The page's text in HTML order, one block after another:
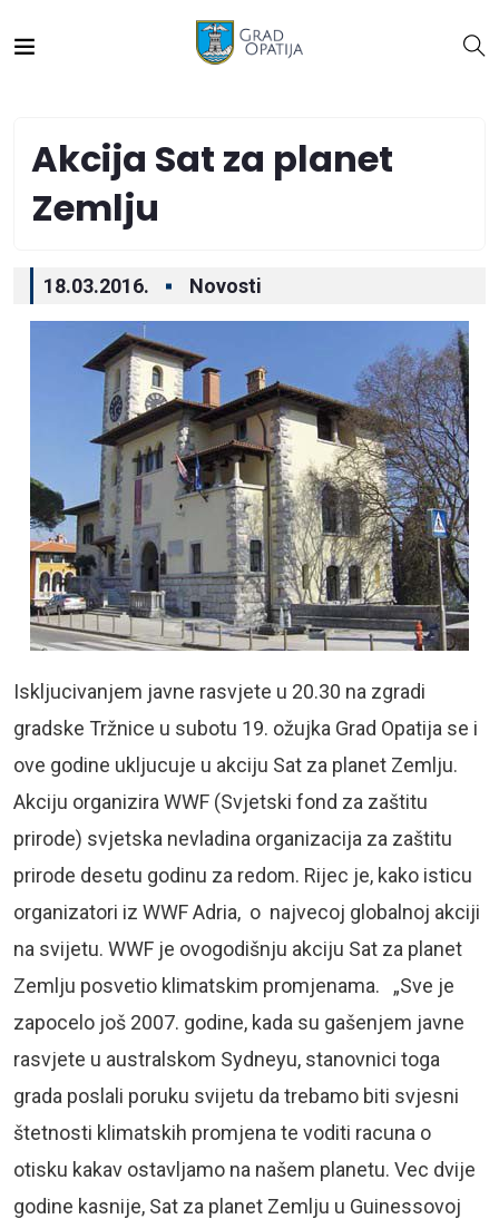
Akcija Sat za planet
Zemlju
18.03.2016. Novosti
Iskljucivanjem javne rasvjete u 20.30 na zgradi
gradske Tržnice u subotu 19. ožujka Grad Opatija se i
ove godine ukljucuje u akciju Sat za planet Zemlju.
Akciju organizira WWF (Svjetski fond za zaštitu
prirode) svjetska nevladina organizacija za zaštitu
prirode desetu godinu za redom. Rijec je, kako isticu
organizatori iz WWF Adria, o najvecoj globalnoj akciji
na svijetu. WWF je ovogodišnju akciju Sat za planet
Zemlju posvetio klimatskim promjenama. „Sve je
zapocelo još 2007. godine, kada su gašenjem javne
rasvjete u australskom Sydneyu, stanovnici toga
grada poslali poruku svijetu da trebamo biti svjesni
štetnosti klimatskih promjena te voditi racuna o
otisku kakav ostavljamo na našem planetu. Vec dvije
godine kasnije, Sat za planet Zemlju u Guinessovoj